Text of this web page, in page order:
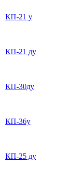
КП-21 у
КП-21 ду
КП-30ду
КП-36у
КП-25 ду